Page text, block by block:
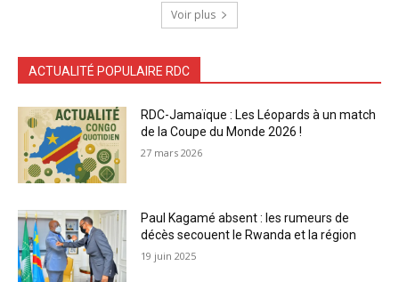
Voir plus
ACTUALITÉ POPULAIRE RDC
RDC-Jamaïque : Les Léopards à un match
de la Coupe du Monde 2026 !
27 mars 2026
Paul Kagamé absent : les rumeurs de
décès secouent le Rwanda et la région
19 juin 2025